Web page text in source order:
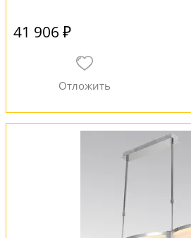
41 906 ₽